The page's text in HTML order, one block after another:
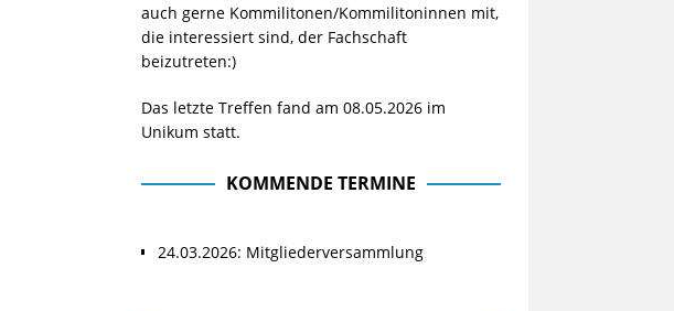
auch gerne Kommilitonen/Kommilitoninnen mit,
die interessiert sind, der Fachschaft
beizutreten:)
Das letzte Treffen fand am 08.05.2026 im
Unikum statt.
KOMMENDE TERMINE
24.03.2026: Mitgliederversammlung